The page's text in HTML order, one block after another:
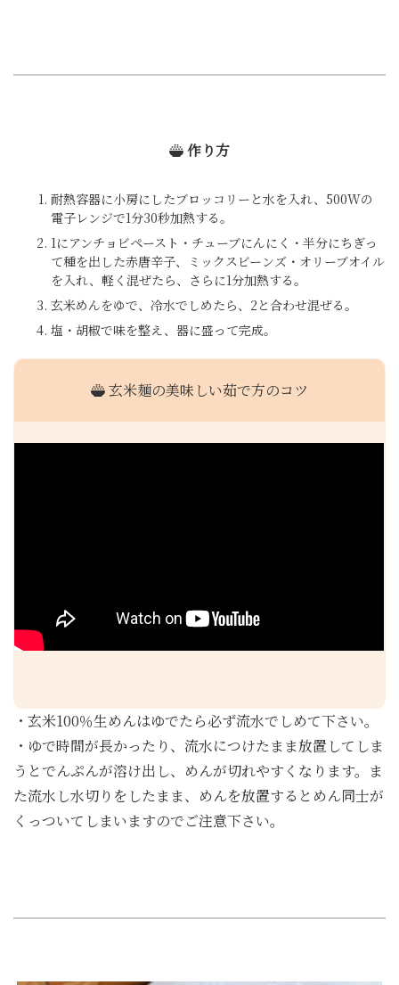
作り方
耐熱容器に小房にしたブロッコリーと水を入れ、500Wの
電子レンジで1分30秒加熱する。
1にアンチョビペースト・チューブにんにく・半分にちぎっ
て種を出した赤唐辛子、ミックスビーンズ・オリーブオイル
を入れ、軽く混ぜたら、さらに1分加熱する。
玄米めんをゆで、冷水でしめたら、2と合わせ混ぜる。
塩・胡椒で味を整え、器に盛って完成。
玄米麺の美味しい茹で方のコツ
・玄米100％生めんはゆでたら必ず流水でしめて下さい。
・ゆで時間が長かったり、流水につけたまま放置してしま
うとでんぷんが溶け出し、めんが切れやすくなります。ま
た流水し水切りをしたまま、めんを放置するとめん同士が
くっついてしまいますのでご注意下さい。